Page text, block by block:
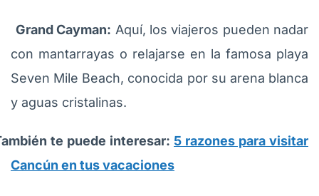
Grand Cayman: Aquí, los viajeros pueden nadar
con mantarrayas o relajarse en la famosa playa
Seven Mile Beach, conocida por su arena blanca
y aguas cristalinas.
te puede interesar: 5 razones para visitar
Cancún en tus vacaciones